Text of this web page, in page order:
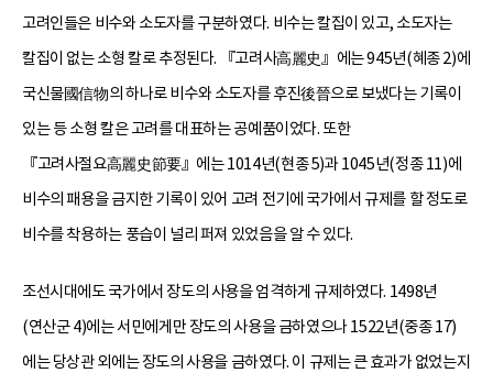
고려인들은 비수와 소도자를 구분하였다. 비수는 칼집이 있고, 소도자는
칼집이 없는 소형 칼로 추정된다. 『고려사高麗史』에는 945년(혜종 2)에
국신물國信物의 하나로 비수와 소도자를 후진後晉으로 보냈다는 기록이
있는 등 소형 칼은 고려를 대표하는 공예품이었다. 또한
『고려사절요高麗史節要』에는 1014년(현종 5)과 1045년(정종 11)에
비수의 패용을 금지한 기록이 있어 고려 전기에 국가에서 규제를 할 정도로
비수를 착용하는 풍습이 널리 퍼져 있었음을 알 수 있다.
조선시대에도 국가에서 장도의 사용을 엄격하게 규제하였다. 1498년
(연산군 4)에는 서민에게만 장도의 사용을 금하였으나 1522년(중종 17)
에는 당상관 외에는 장도의 사용을 금하였다. 이 규제는 큰 효과가 없었는지